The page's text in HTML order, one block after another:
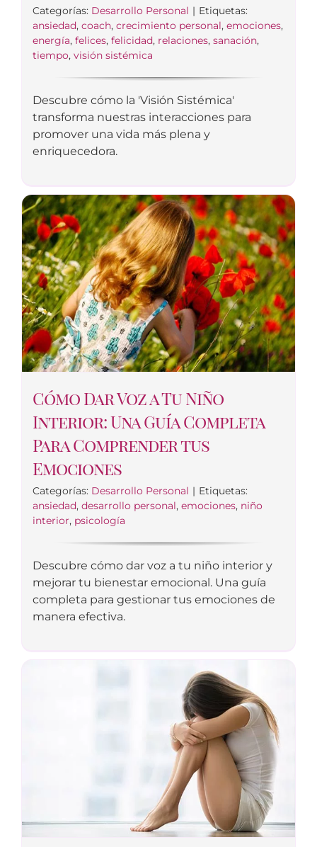
Categorías: Desarrollo Personal | Etiquetas:
ansiedad, coach, crecimiento personal, emociones,
energía, felices, felicidad, relaciones, sanación,
tiempo, visión sistémica
Descubre cómo la 'Visión Sistémica'
transforma nuestras interacciones para
promover una vida más plena y
enriquecedora.
Cómo Dar Voz a Tu Niño
Interior: Una Guía Completa
Para Comprender tus
Emociones
Categorías: Desarrollo Personal | Etiquetas:
ansiedad, desarrollo personal, emociones, niño
interior, psicología
Descubre cómo dar voz a tu niño interior y
mejorar tu bienestar emocional. Una guía
completa para gestionar tus emociones de
manera efectiva.